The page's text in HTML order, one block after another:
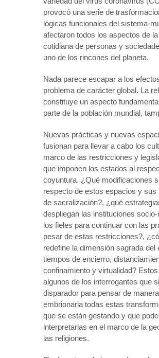
provocó una serie de
lógicas funcionales del sistema-
afectaron todos los aspectos de
cotidiana de personas y
uno de los rincones del planeta.
Nada parece escapar a los
problema de carácter global. La
constituye un aspecto
parte de la población mundial,
Nuevas prácticas y nuevas
fusionan para llevar a cabo los
marco de las restricciones y
que imponen los estados al
coyuntura. ¿Qué modificaciones
respecto de estos espacios y sus
de sacralización?, ¿qué
despliegan las instituciones
los fieles para continuar con las
pesar de estas restricciones?,
redefine la dimensión sagrada del
tiempos de encierro,
confinamiento y virtualidad?
algunos de los interrogantes que
disparador para pensar de manera
embrionaria todas estas
que se están gestando y que
interpretarlas en el marco de la
las religiones.